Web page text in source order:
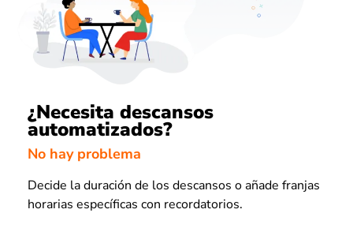
¿Necesita descansos
automatizados?
No hay problema
Decide la duración de los descansos o añade franjas
horarias específicas con recordatorios.